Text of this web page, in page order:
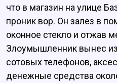
что в магазин на улице
проник вор. Он залез в
оконное стекло и отжав
Злоумышленник вынес из
сотовых телефонов,
денежные средства